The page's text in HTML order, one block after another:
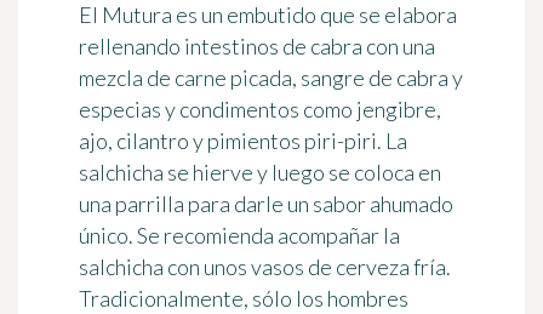
El Mutura es un embutido que se elabora
rellenando intestinos de cabra con una
mezcla de carne picada, sangre de cabra y
especias y condimentos como jengibre,
ajo, cilantro y pimientos piri-piri. La
salchicha se hierve y luego se coloca en
una parrilla para darle un sabor ahumado
único. Se recomienda acompañar la
salchicha con unos vasos de cerveza fría.
Tradicionalmente, sólo los hombres